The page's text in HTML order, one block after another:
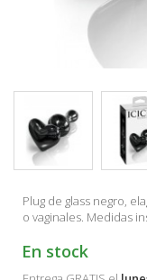
Plug de glass negro,
o vaginales. Medidas
En stock